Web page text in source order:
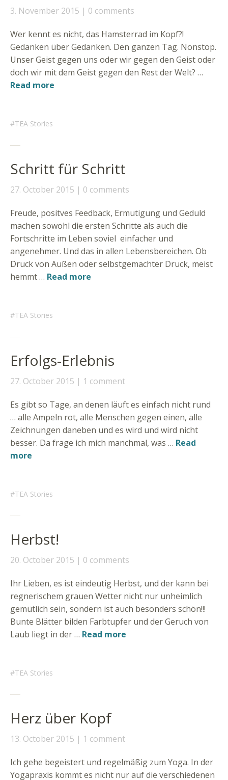
3. November 2015 0 comments
Wer kennt es nicht, das Hamsterrad im Kopf?!
Gedanken über Gedanken. Den ganzen Tag. Nonstop.
Unser Geist gegen uns oder wir gegen den Geist oder
doch wir mit dem Geist gegen den Rest der Welt? …
Read more
TEA Stories
Schritt für Schritt
27. October 2015 0 comments
Freude, positves Feedback, Ermutigung und Geduld
machen sowohl die ersten Schritte als auch die
Fortschritte im Leben soviel einfacher und
angenehmer. Und das in allen Lebensbereichen. Ob
Druck von Außen oder selbstgemachter Druck, meist
hemmt … Read more
TEA Stories
Erfolgs-Erlebnis
27. October 2015 1 comment
Es gibt so Tage, an denen läuft es einfach nicht rund
… alle Ampeln rot, alle Menschen gegen einen, alle
Zeichnungen daneben und es wird und wird nicht
besser. Da frage ich mich manchmal, was … Read
more
TEA Stories
Herbst!
20. October 2015 0 comments
Ihr Lieben, es ist eindeutig Herbst, und der kann bei
regnerischem grauen Wetter nicht nur unheimlich
gemütlich sein, sondern ist auch besonders schön!!!
Bunte Blätter bilden Farbtupfer und der Geruch von
Laub liegt in der … Read more
TEA Stories
Herz über Kopf
13. October 2015 1 comment
Ich gehe begeistert und regelmäßig zum Yoga. In der
Yogapraxis kommt es nicht nur auf die verschiedenen